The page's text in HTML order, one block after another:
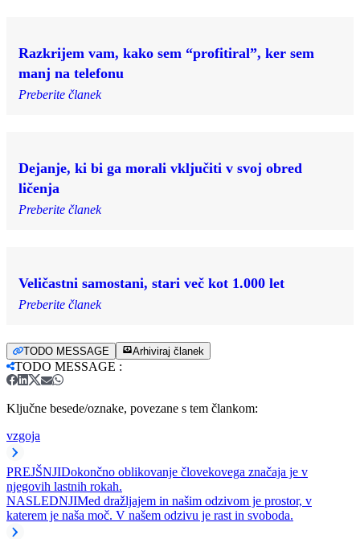
Razkrijem vam, kako sem “profitiral”, ker sem
manj na telefonu
Preberite članek
Dejanje, ki bi ga morali vključiti v svoj obred
ličenja
Preberite članek
Veličastni samostani, stari več kot 1.000 let
Preberite članek
TODO MESSAGE Arhiviraj članek
TODO MESSAGE :
Ključne besede/oznake, povezane s tem člankom:
vzgoja
PREJŠNJIDokončno oblikovanje človekovega značaja je v
njegovih lastnih rokah.
NASLEDNJIMed dražljajem in našim odzivom je prostor, v
katerem je naša moč. V našem odzivu je rast in svoboda.